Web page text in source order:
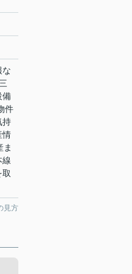
な
備
件
持
情
ま
線
見方